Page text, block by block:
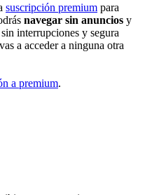
suscripción premium para
navegar sin anuncios y
interrupciones y segura
a acceder a ninguna otra
a premium.